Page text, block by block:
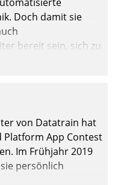
Doch damit sie
bereit sein, sich zu
werden sie an ihr
von Datatrain hat
Platform App Contest
Im Frühjahr 2019
persönlich